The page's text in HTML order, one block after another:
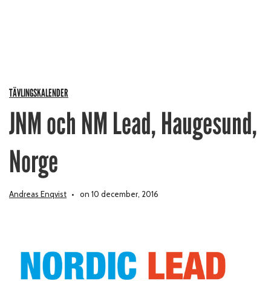
TÄVLINGSKALENDER
JNM och NM Lead, Haugesund,
Norge
Andreas Enqvist on 10 december, 2016